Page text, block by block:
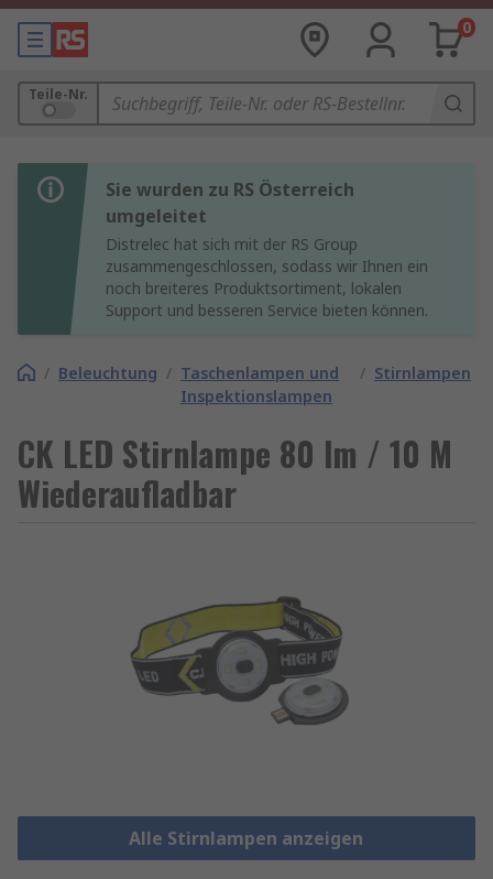
0
Teile-Nr.
Sie wurden zu RS Österreich
umgeleitet
Distrelec hat sich mit der RS Group
zusammengeschlossen, sodass wir Ihnen ein
noch breiteres Produktsortiment, lokalen
Support und besseren Service bieten können.
/ Beleuchtung / Taschenlampen und
Inspektionslampen
/ Stirnlampen
CK LED Stirnlampe 80 lm / 10 M
Wiederaufladbar
Alle Stirnlampen anzeigen